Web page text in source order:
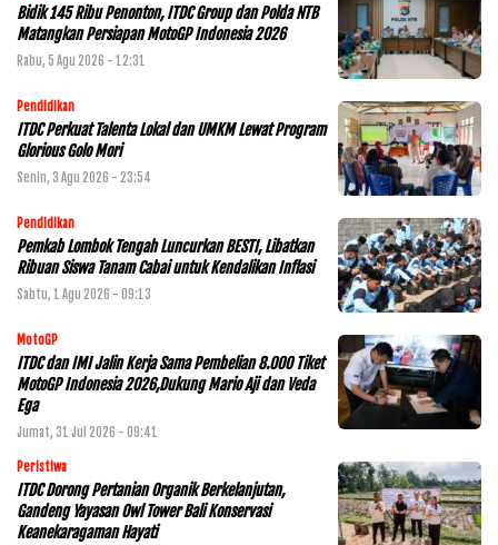
Bidik 145 Ribu Penonton, ITDC Group dan Polda NTB
Matangkan Persiapan MotoGP Indonesia 2026
Rabu, 5 Agu 2026 - 12:31
Pendidikan
ITDC Perkuat Talenta Lokal dan UMKM Lewat Program
Glorious Golo Mori
Senin, 3 Agu 2026 - 23:54
Pendidikan
Pemkab Lombok Tengah Luncurkan BESTI, Libatkan
Ribuan Siswa Tanam Cabai untuk Kendalikan Inflasi
Sabtu, 1 Agu 2026 - 09:13
MotoGP
ITDC dan IMI Jalin Kerja Sama Pembelian 8.000 Tiket
MotoGP Indonesia 2026,Dukung Mario Aji dan Veda
Ega
Jumat, 31 Jul 2026 - 09:41
Peristiwa
ITDC Dorong Pertanian Organik Berkelanjutan,
Gandeng Yayasan Owl Tower Bali Konservasi
Keanekaragaman Hayati